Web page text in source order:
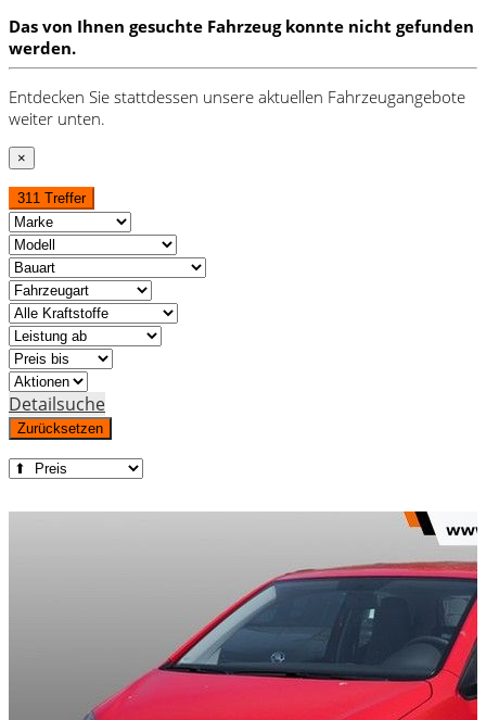
Das von Ihnen gesuchte Fahrzeug konnte nicht gefunden
werden.
Entdecken Sie stattdessen unsere aktuellen Fahrzeugangebote
weiter unten.
×
311 Treffer
Detailsuche
Zurücksetzen